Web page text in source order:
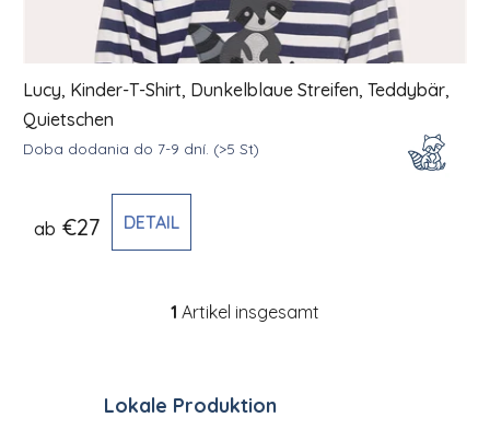
Lucy, Kinder-T-Shirt, Dunkelblaue Streifen, Teddybär,
Quietschen
Doba dodania do 7-9 dní. (>5 St)
ab €27 DETAIL
Steuerelemente der
1 Artikel insgesamt
Lokale Produktion